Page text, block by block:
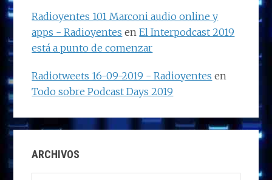
Radioyentes 101 Marconi audio online y
apps - Radioyentes enEl Interpodcast 2019
está a punto de comenzar
Radiotweets 16-09-2019 - Radioyentes en
Todo sobre Podcast Days 2019
ARCHIVOS